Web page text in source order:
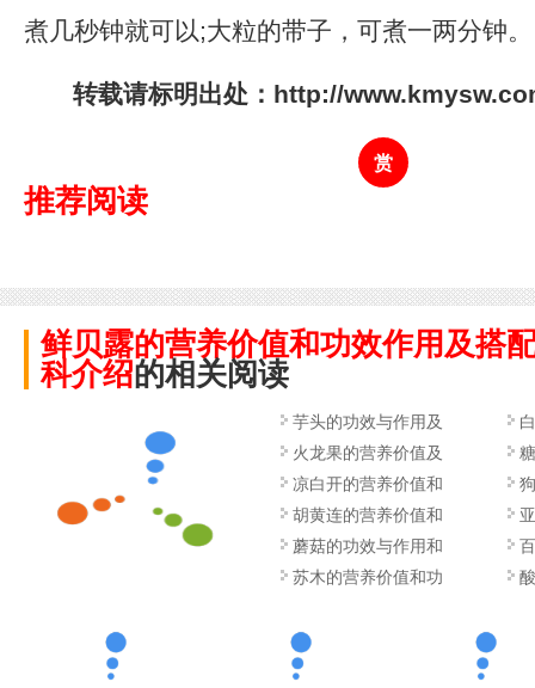
煮几秒钟就可以;大粒的带子，可煮一两分钟。
转载请标明出处：http://
赏
推荐阅读
鲜贝露的营养价值和功效作用及搭
科介绍的相关阅读
芋头的功效与作用及
火龙果的营养价值及
凉白开的营养价值和
胡黄连的营养价值和
蘑菇的功效与作用和
苏木的营养价值和功